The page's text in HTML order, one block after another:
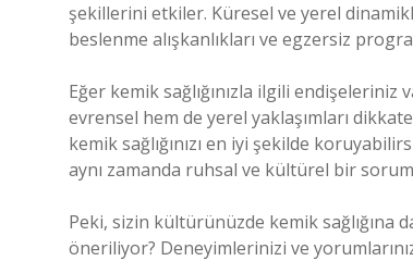
şekillerini etkiler. Küresel ve yerel
beslenme alışkanlıkları ve egzersiz
Eğer kemik sağlığınızla ilgili
evrensel hem de yerel yaklaşımları
kemik sağlığınızı en iyi şekilde
aynı zamanda ruhsal ve kültürel bir
Peki, sizin kültürünüzde kemik sağlığına
öneriliyor? Deneyimlerinizi ve